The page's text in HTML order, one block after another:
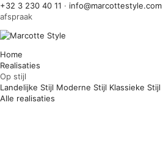
+32 3 230 40 11 · info@marcottestyle.com
afspraak
Home
Realisaties
Op stijl
Landelijke Stijl Moderne Stijl Klassieke Stijl
Alle realisaties